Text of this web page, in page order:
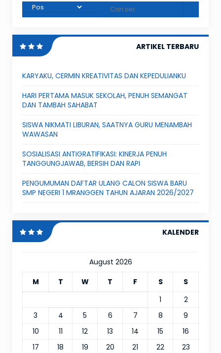
ARTIKEL TERBARU
KARYAKU, CERMIN KREATIVITAS DAN KEPEDULIANKU
HARI PERTAMA MASUK SEKOLAH, PENUH SEMANGAT
DAN TAMBAH SAHABAT
SISWA NIKMATI LIBURAN, SAATNYA GURU MENAMBAH
WAWASAN
SOSIALISASI ANTIGRATIFIKASI: KINERJA PENUH
TANGGUNGJAWAB, BERSIH DAN RAPI
PENGUMUMAN DAFTAR ULANG CALON SISWA BARU
SMP NEGERI 1 MRANGGEN TAHUN AJARAN 2026/2027
KALENDER
August 2026
M
T W T F S
S
1
2
3
4 5 6 7 8
9
10
11 12 13 14 15
16
17
18 19 20 21 22
23